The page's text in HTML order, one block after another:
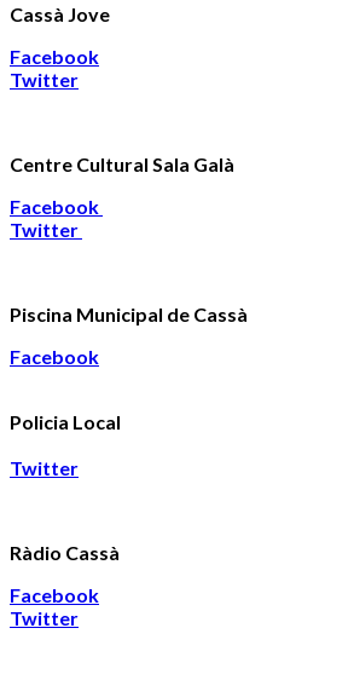
Cassà Jove
Facebook
Twitter
Centre Cultural Sala Galà
Facebook
Twitter
Piscina Municipal de Cassà
Facebook
Policia Local
Twitter
Ràdio Cassà
Facebook
Twitter